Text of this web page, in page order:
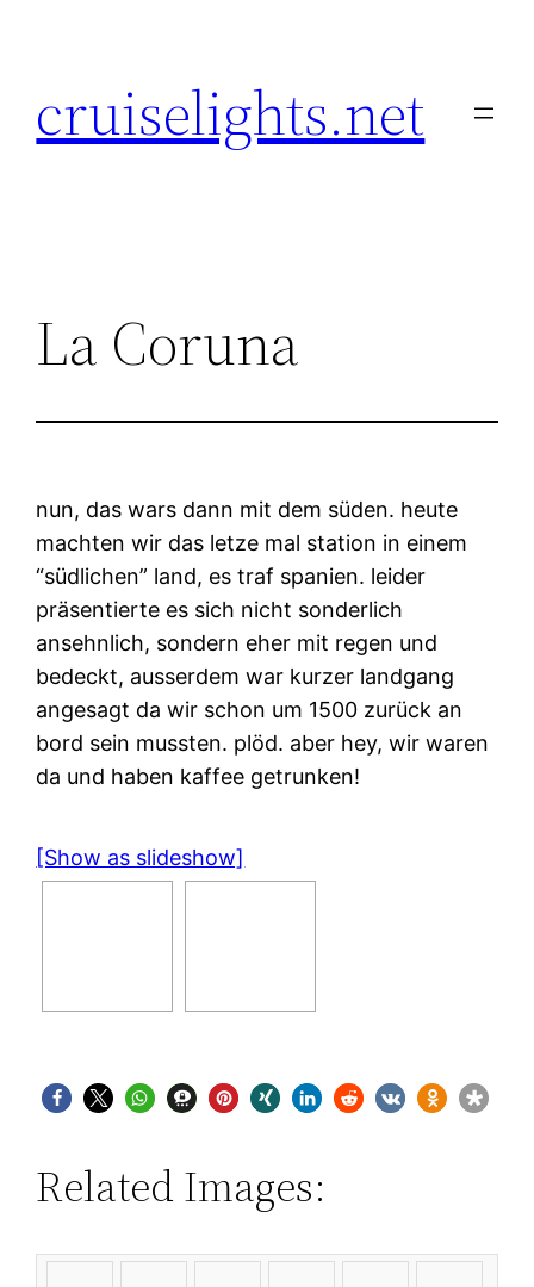
cruiselights.net
La Coruna
nun, das wars dann mit dem süden. heute
machten wir das letze mal station in einem
“südlichen” land, es traf spanien. leider
präsentierte es sich nicht sonderlich
ansehnlich, sondern eher mit regen und
bedeckt, ausserdem war kurzer landgang
angesagt da wir schon um 1500 zurück an
bord sein mussten. plöd. aber hey, wir waren
da und haben kaffee getrunken!
[Show as slideshow]
Related Images: